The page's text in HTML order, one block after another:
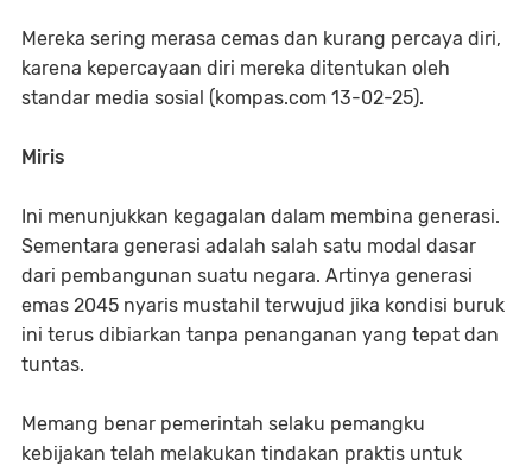
Mereka sering merasa cemas dan kurang percaya diri,
karena kepercayaan diri mereka ditentukan oleh
standar media sosial (kompas.com 13-02-25).
Miris
Ini menunjukkan kegagalan dalam membina generasi.
Sementara generasi adalah salah satu modal dasar
dari pembangunan suatu negara. Artinya generasi
emas 2045 nyaris mustahil terwujud jika kondisi buruk
ini terus dibiarkan tanpa penanganan yang tepat dan
tuntas.
Memang benar pemerintah selaku pemangku
kebijakan telah melakukan tindakan praktis untuk